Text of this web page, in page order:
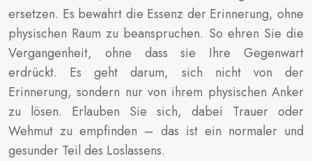
ersetzen. Es bewahrt die Essenz der Erinnerung, ohne
physischen Raum zu beanspruchen. So ehren Sie die
Vergangenheit, ohne dass sie Ihre Gegenwart
erdrückt. Es geht darum, sich nicht von der
Erinnerung, sondern nur von ihrem physischen Anker
zu lösen. Erlauben Sie sich, dabei Trauer oder
Wehmut zu empfinden – das ist ein normaler und
gesunder Teil des Loslassens.